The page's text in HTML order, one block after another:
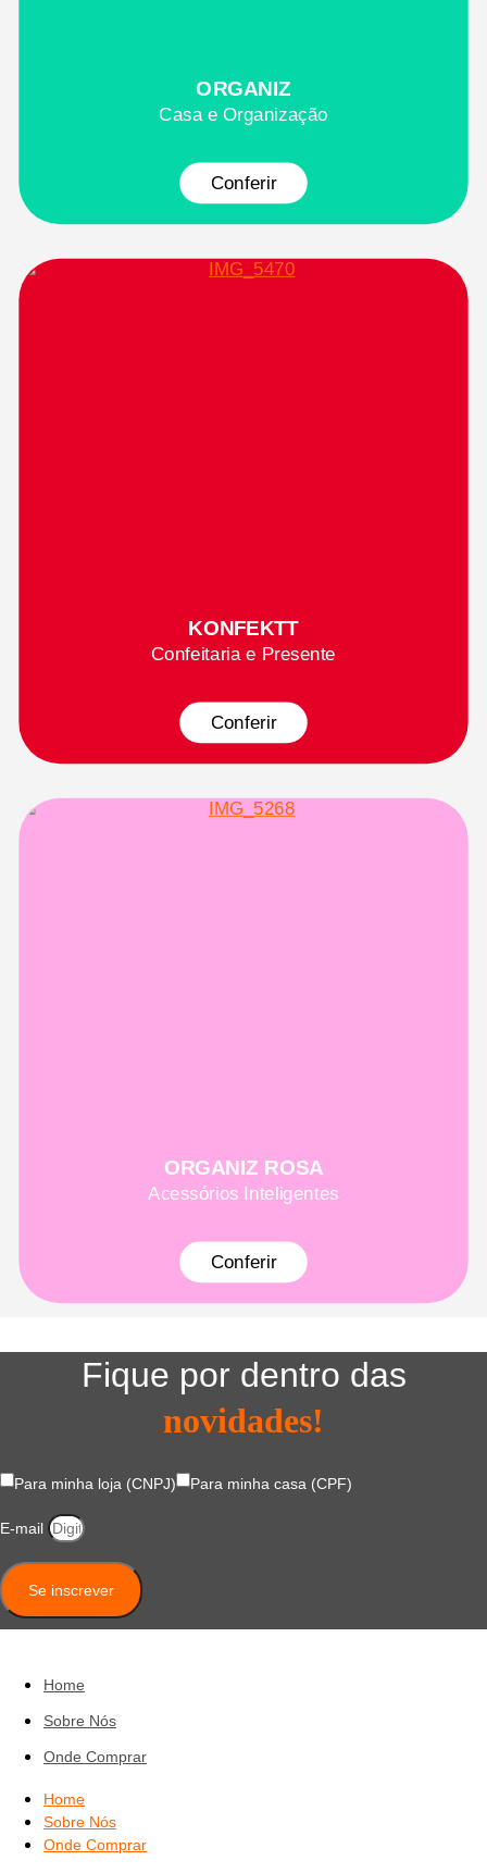
ORGANIZ
Casa e Organização
Conferir
KONFEKTT
Confeitaria e Presente
Conferir
ORGANIZ ROSA
Acessórios Inteligentes
Conferir
Fique por dentro das
novidades!
Para minha loja (CNPJ) Para minha casa (CPF)
E-mail
Se inscrever
Home
Sobre Nós
Onde Comprar
Home
Sobre Nós
Onde Comprar